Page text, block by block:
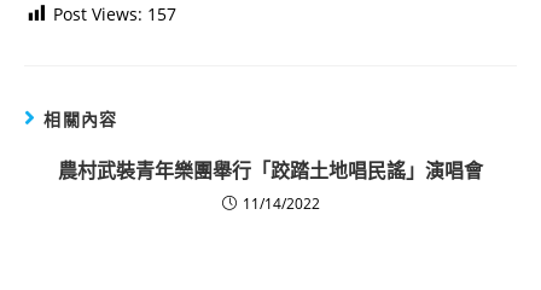
Post Views: 157
相關內容
農村武裝青年樂團舉行「跤踏土地唱民謠」演唱會
11/14/2022